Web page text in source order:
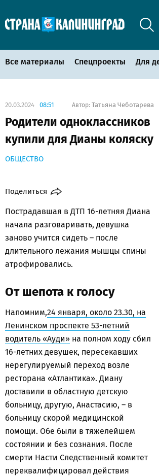
Все материалы Спецпроекты Для
20.03.2024 08:51 Автор: Татьяна Чеботарева
Родители одноклассников
купили для Дианы коляску
ОБЩЕСТВО
Поделиться
Пострадавшая в ДТП 16-летняя Диана
начала разговаривать, девушка
заново учится сидеть – после
длительного лежания мышцы спины
атрофировались.
От шепота к голосу
Напомним,24 января, около 23.30, на
Ленинском проспекте 53-летний
водитель «Ауди» на полном ходу сбил
16-летних девушек, пересекавших
нерегулируемый переход возле
ресторана «Атлантика». Диану
доставили в областную детскую
больницу, другую, Анастасию, – в
больницу скорой медицинской
помощи. Обе были в тяжелейшем
состоянии и без сознания. После
смерти Насти Следственный комитет
переквалифицировал действия